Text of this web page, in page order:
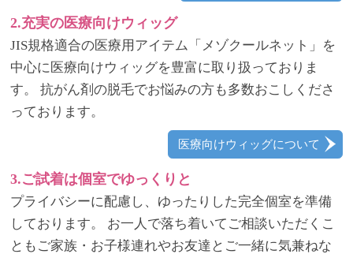
2.充実の医療向けウィッグ
JIS規格適合の医療用アイテム「メゾクールネット」を
中心に医療向けウィッグを豊富に取り扱っておりま
す。 抗がん剤の脱毛でお悩みの方も多数おこしくださ
っております。
医療向けウィッグについて
3.ご試着は個室でゆっくりと
プライバシーに配慮し、ゆったりした完全個室を準備
しております。 お一人で落ち着いてご相談いただくこ
ともご家族・お子様連れやお友達とご一緒に気兼ねな